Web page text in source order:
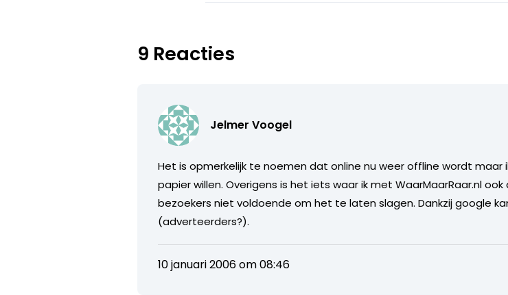
9 Reacties
Jelmer Voogel
Het is opmerkelijk te noemen dat online nu weer offline wordt
papier willen. Overigens is het iets waar ik met WaarMaarRaar.nl
bezoekers niet voldoende om het te laten slagen. Dankzij google
(adverteerders?).
10 januari 2006 om 08:46